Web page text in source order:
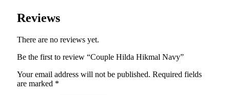
Reviews
There are no reviews yet.
Be the first to review “Couple Hilda Hikmal Navy”
Your email address will not be published. Required fields
are marked *